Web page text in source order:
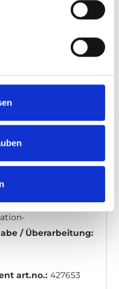
/ Überarbeitung:
427836
Swedish, Spanish,
40
/ Überarbeitung:
art.no.: 427653